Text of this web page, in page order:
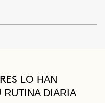
LO HAN
RUTINA DIARIA